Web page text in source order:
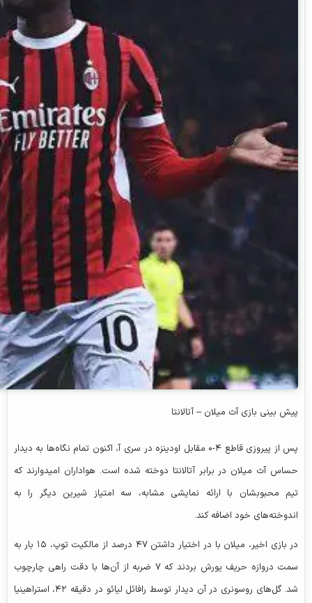
پیش بینی بازی آث میلان – آتالانتا
پس از پیروزی قاطع ۴-۰ مقابل اودینزه در سری آ، اکنون تمام نگاه‌ها به دیدار
حساس آث میلان در برابر آتالانتا دوخته شده است. هواداران امیدوارند که
تیم محبوبشان با ارائه نمایشی مشابه، سه امتیاز شیرین دیگر را به
اندوخته‌های خود اضافه کند.
در بازی اخیر، میلان با در اختیار داشتن ۴۷ درصد از مالکیت توپ، ۱۵ بار به
سمت دروازه حریف یورش بردند که ۷ ضربه از آن‌ها با دقت راهی چارچوب
شد. گل‌های روسونری در آن دیدار توسط رافائل لیائو در دقیقه ۴۲، استراهینیا